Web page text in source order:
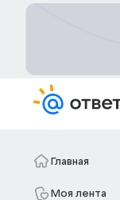
Главная
Моя лента